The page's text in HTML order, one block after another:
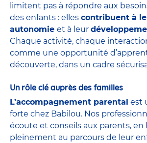
limitent pas à répondre aux
des enfants : elles contribuent à
autonomie et à leur
Chaque activité, chaque
comme une opportunité
découverte, dans un cadre
Un rôle clé auprès des familles
L’accompagnement parental est
forte chez Babilou. Nos
écoute et conseils aux parents, en
pleinement au parcours de leur